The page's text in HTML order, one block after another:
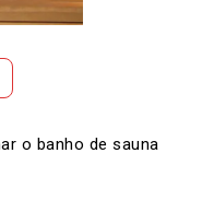
o banho de sauna